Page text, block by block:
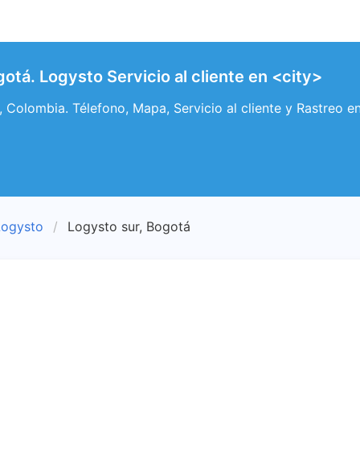
Logysto Servicio al cliente en <city>
Colombia. Télefono, Mapa, Servicio al cliente y Rastreo
Logysto sur, Bogotá